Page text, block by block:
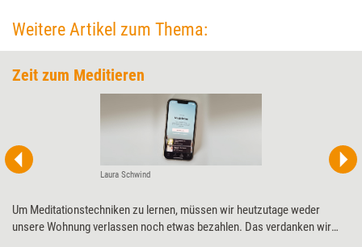
Weitere Artikel zum Thema:
Zeit zum Meditieren
Laura Schwind
Um Meditationstechniken zu lernen, müssen wir heutzutage weder
unsere Wohnung verlassen noch etwas bezahlen. Das verdanken wir